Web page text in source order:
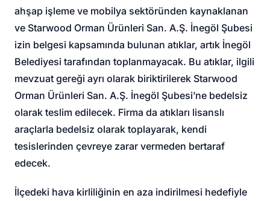
ahşap işleme ve mobilya sektöründen kaynaklanan
ve Starwood Orman Ürünleri San. A.Ş. İnegöl Şubesi
izin belgesi kapsamında bulunan atıklar, artık İnegöl
Belediyesi tarafından toplanmayacak. Bu atıklar, ilgili
mevzuat gereği ayrı olarak biriktirilerek Starwood
Orman Ürünleri San. A.Ş. İnegöl Şubesi’ne bedelsiz
olarak teslim edilecek. Firma da atıkları lisanslı
araçlarla bedelsiz olarak toplayarak, kendi
tesislerinden çevreye zarar vermeden bertaraf
edecek.
İlçedeki hava kirliliğinin en aza indirilmesi hedefiyle